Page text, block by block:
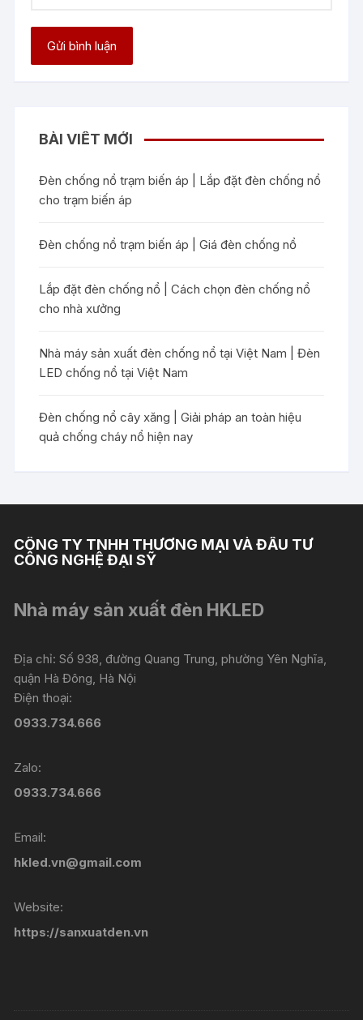
BÀI VIẾT MỚI
Đèn chống nổ trạm biến áp | Lắp đặt đèn chống nổ
cho trạm biến áp
Đèn chống nổ trạm biến áp | Giá đèn chống nổ
Lắp đặt đèn chống nổ | Cách chọn đèn chống nổ
cho nhà xưởng
Nhà máy sản xuất đèn chống nổ tại Việt Nam | Đèn
LED chống nổ tại Việt Nam
Đèn chống nổ cây xăng | Giải pháp an toàn hiệu
quả chống cháy nổ hiện nay
CÔNG TY TNHH THƯƠNG MẠI VÀ ĐẦU TƯ
CÔNG NGHỆ ĐẠI SỸ
Nhà máy sản xuất đèn HKLED
Địa chỉ: Số 938, đường Quang Trung, phường Yên Nghĩa,
quận Hà Đông, Hà Nội
Điện thoại:
0933.734.666
Zalo:
0933.734.666
Email:
hkled.vn@gmail.com
Website:
https://sanxuatden.vn